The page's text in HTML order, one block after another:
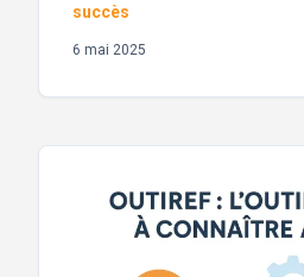
succès
6 mai 2025